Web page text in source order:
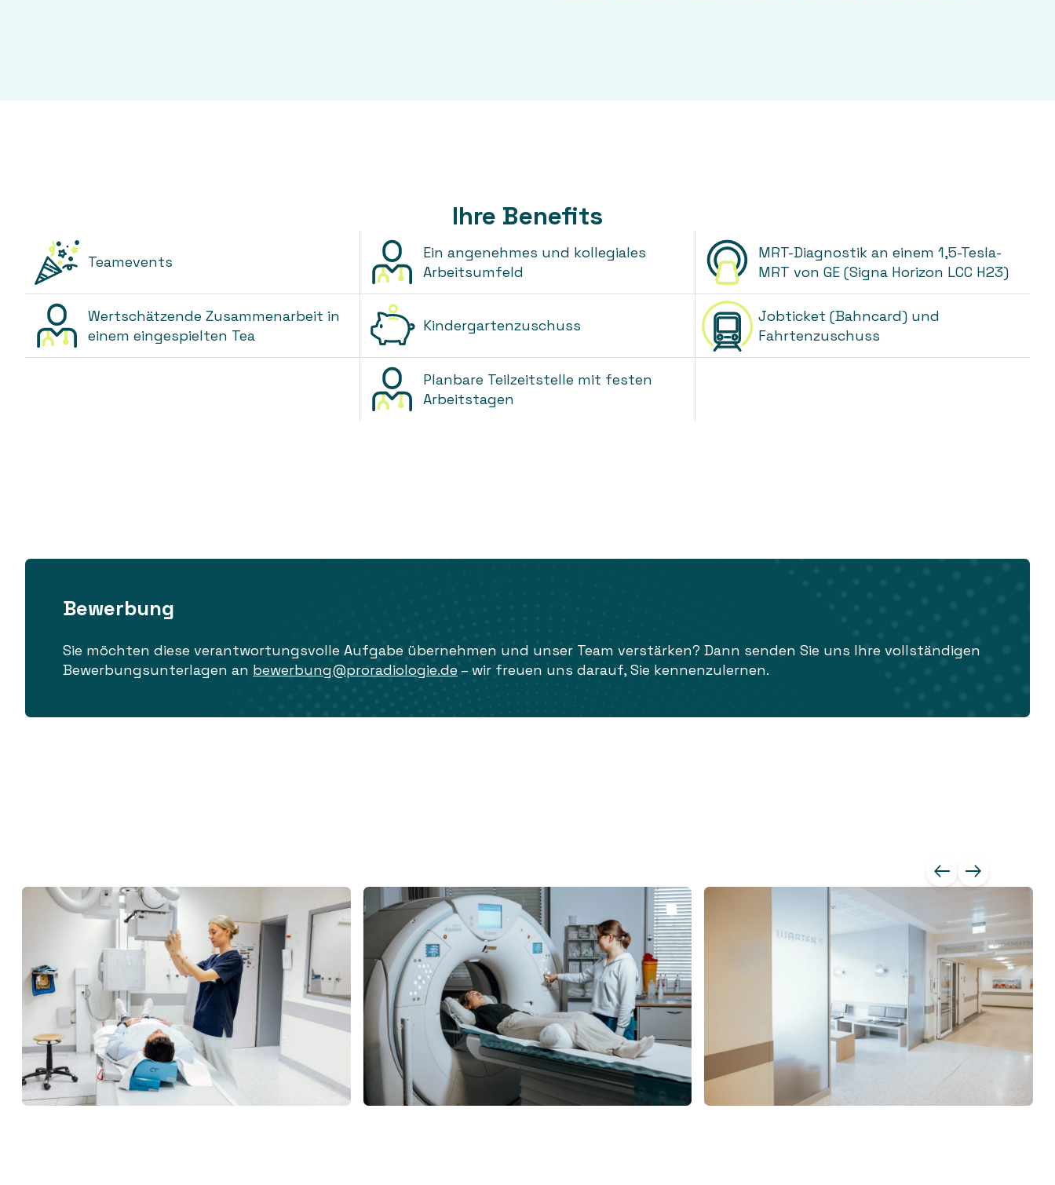
Ihre Benefits
Teamevents
Ein angenehmes und kollegiales
Arbeitsumfeld
MRT-Diagnostik an einem 1,5-Tesla-
MRT von GE (Signa Horizon LCC H23)
Wertschätzende Zusammenarbeit in
einem eingespielten Tea
Kindergartenzuschuss
Jobticket (Bahncard) und
Fahrtenzuschuss
Planbare Teilzeitstelle mit festen
Arbeitstagen
Bewerbung
Sie möchten diese verantwortungsvolle Aufgabe übernehmen und unser Team verstärken? Dann senden Sie uns Ihre vollständigen
Bewerbungsunterlagen an bewerbung@proradiologie.de – wir freuen uns darauf, Sie kennenzulernen.